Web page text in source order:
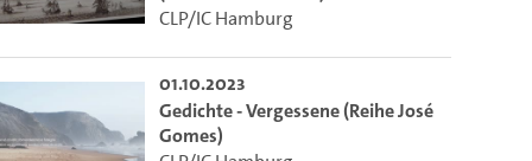
Lecture2Go-Videoplayer einzubetten.
CLP/IC Hamburg
01.10.2023
Gedichte - Vergessene (Reihe José
Gomes)